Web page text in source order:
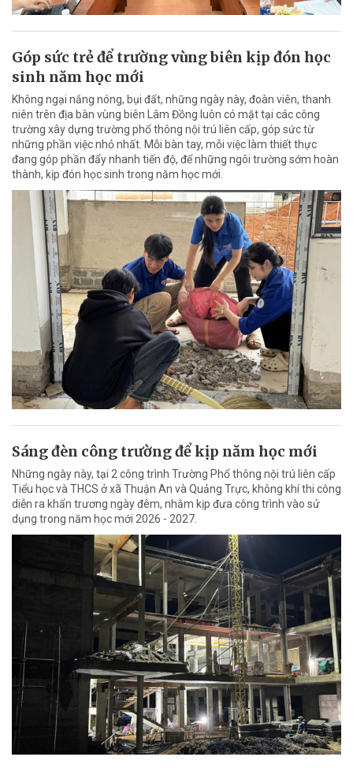
Góp sức trẻ để trường vùng biên kịp đón học
sinh năm học mới
Không ngại nắng nóng, bụi đất, những ngày này, đoàn viên, thanh
niên trên địa bàn vùng biên Lâm Đồng luôn có mặt tại các công
trường xây dựng trường phổ thông nội trú liên cấp, góp sức từ
những phần việc nhỏ nhất. Mỗi bàn tay, mỗi việc làm thiết thực
đang góp phần đẩy nhanh tiến độ, để những ngôi trường sớm hoàn
thành, kịp đón học sinh trong năm học mới.
Sáng đèn công trường để kịp năm học mới
Những ngày này, tại 2 công trình Trường Phổ thông nội trú liên cấp
Tiểu học và THCS ở xã Thuận An và Quảng Trực, không khí thi công
diễn ra khẩn trương ngày đêm, nhằm kịp đưa công trình vào sử
dụng trong năm học mới 2026 - 2027.